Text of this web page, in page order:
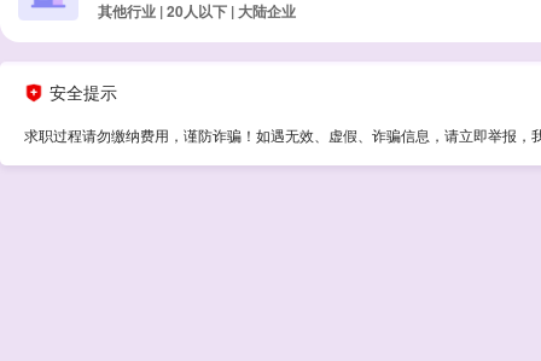
其他行业 | 20人以下 | 大陆企业
安全提示
求职过程请勿缴纳费用，谨防诈骗！如遇无效、虚假、诈骗信息，请立即举报，